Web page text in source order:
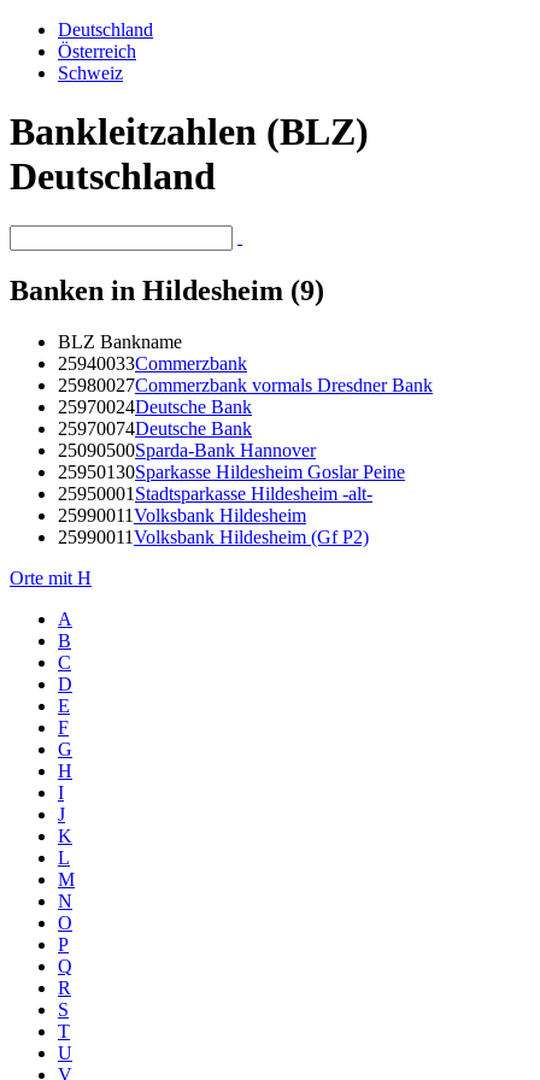
Deutschland
Österreich
Schweiz
Bankleitzahlen (BLZ)
Deutschland
Banken in Hildesheim (9)
BLZ Bankname
25940033Commerzbank
25980027Commerzbank vormals Dresdner Bank
25970024Deutsche Bank
25970074Deutsche Bank
25090500Sparda-Bank Hannover
25950130Sparkasse Hildesheim Goslar Peine
25950001 Stadtsparkasse Hildesheim -alt-
25990011Volksbank Hildesheim
25990011Volksbank Hildesheim (Gf P2)
Orte mit H
A
B
C
D
E
F
G
H
I
J
K
L
M
N
O
P
Q
R
S
T
U
V